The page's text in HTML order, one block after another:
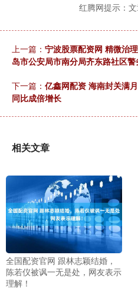
红腾网提示：
上一篇： 宁波股票配资网 精微治
岛市公安局市南分局齐东路社区
下一篇： 亿鑫网配资 海南封关满
同比成倍增长
相关文章
全国配资官网 跟林志颖结婚，
陈若仪被讽一无是处，网友表示
理解！